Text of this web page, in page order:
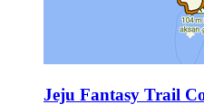
Jeju Fantasy Trail